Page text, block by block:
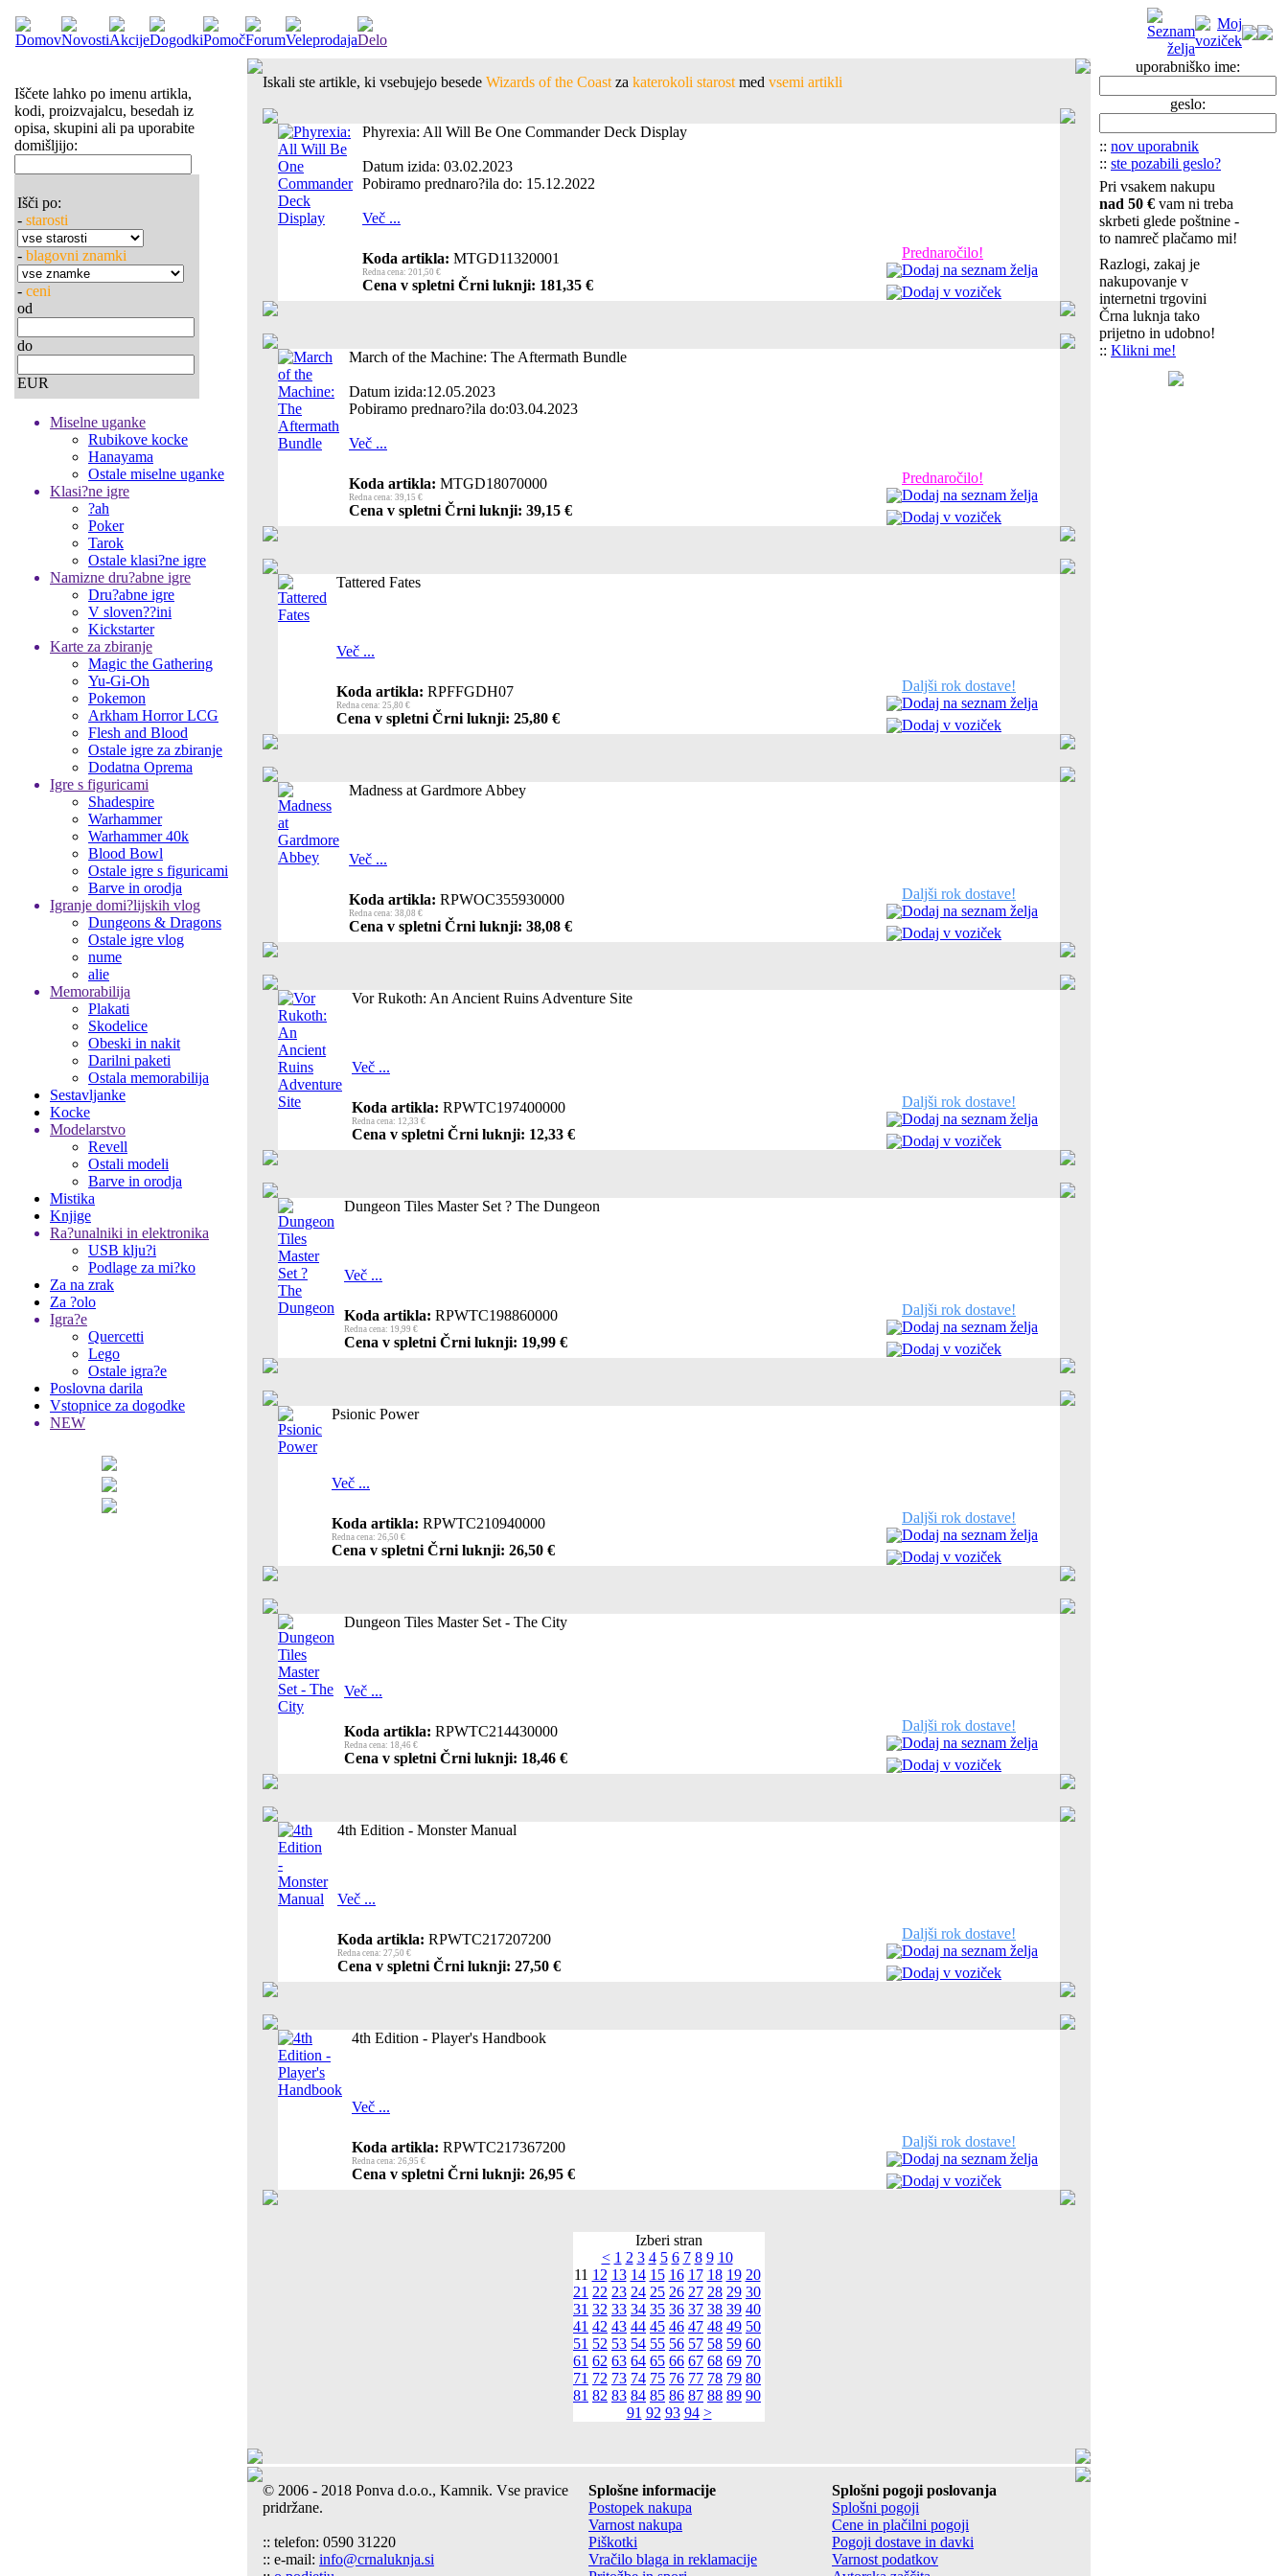
Iščete lahko po imenu artikla,
kodi, proizvajalcu, besedah iz
opisa, skupini ali pa uporabite
domišljijo:
Išči po:
- starosti
- blagovni znamki
- ceni
od
do
EUR
Miselne uganke
Rubikove kocke
Hanayama
Ostale miselne uganke
Klasi?ne igre
?ah
Poker
Tarok
Ostale klasi?ne igre
Namizne dru?abne igre
Dru?abne igre
V sloven??ini
Kickstarter
Karte za zbiranje
Magic the Gathering
Yu-Gi-Oh
Pokemon
Arkham Horror LCG
Flesh and Blood
Ostale igre za zbiranje
Dodatna Oprema
Igre s figuricami
Shadespire
Warhammer
Warhammer 40k
Blood Bowl
Ostale igre s figuricami
Barve in orodja
Igranje domi?lijskih vlog
Dungeons & Dragons
Ostale igre vlog
nume
alie
Memorabilija
Plakati
Skodelice
Obeski in nakit
Darilni paketi
Ostala memorabilija
Sestavljanke
Kocke
Modelarstvo
Revell
Ostali modeli
Barve in orodja
Mistika
Knjige
Ra?unalniki in elektronika
USB klju?i
Podlage za mi?ko
Za na zrak
Za ?olo
Igra?e
Quercetti
Lego
Ostale igra?e
Poslovna darila
Vstopnice za dogodke
NEW
Iskali ste artikle, ki vsebujejo besede Wizards of the Coast za katerokoli starost med vsemi artikli
Phyrexia: All Will Be One Commander Deck Display
Datum izida: 03.02.2023
Pobiramo prednaro?ila do: 15.12.2022
Več ...
Koda artikla: MTGD11320001
Redna cena: 201,50 €
Cena v spletni Črni luknji: 181,35 €
Prednaročilo!
Dodaj na seznam želja
Dodaj v voziček
March of the Machine: The Aftermath Bundle
Datum izida:12.05.2023
Pobiramo prednaro?ila do:03.04.2023
Več ...
Koda artikla: MTGD18070000
Redna cena: 39,15 €
Cena v spletni Črni luknji: 39,15 €
Prednaročilo!
Dodaj na seznam želja
Dodaj v voziček
Tattered Fates
Več ...
Koda artikla: RPFFGDH07
Redna cena: 25,80 €
Cena v spletni Črni luknji: 25,80 €
Daljši rok dostave!
Dodaj na seznam želja
Dodaj v voziček
Madness at Gardmore Abbey
Več ...
Koda artikla: RPWOC355930000
Redna cena: 38,08 €
Cena v spletni Črni luknji: 38,08 €
Daljši rok dostave!
Dodaj na seznam želja
Dodaj v voziček
Vor Rukoth: An Ancient Ruins Adventure Site
Več ...
Koda artikla: RPWTC197400000
Redna cena: 12,33 €
Cena v spletni Črni luknji: 12,33 €
Daljši rok dostave!
Dodaj na seznam želja
Dodaj v voziček
Dungeon Tiles Master Set ? The Dungeon
Več ...
Koda artikla: RPWTC198860000
Redna cena: 19,99 €
Cena v spletni Črni luknji: 19,99 €
Daljši rok dostave!
Dodaj na seznam želja
Dodaj v voziček
Psionic Power
Več ...
Koda artikla: RPWTC210940000
Redna cena: 26,50 €
Cena v spletni Črni luknji: 26,50 €
Daljši rok dostave!
Dodaj na seznam želja
Dodaj v voziček
Dungeon Tiles Master Set - The City
Več ...
Koda artikla: RPWTC214430000
Redna cena: 18,46 €
Cena v spletni Črni luknji: 18,46 €
Daljši rok dostave!
Dodaj na seznam želja
Dodaj v voziček
4th Edition - Monster Manual
Več ...
Koda artikla: RPWTC217207200
Redna cena: 27,50 €
Cena v spletni Črni luknji: 27,50 €
Daljši rok dostave!
Dodaj na seznam želja
Dodaj v voziček
4th Edition - Player's Handbook
Več ...
Koda artikla: RPWTC217367200
Redna cena: 26,95 €
Cena v spletni Črni luknji: 26,95 €
Daljši rok dostave!
Dodaj na seznam želja
Dodaj v voziček
Izberi stran
< 1 2 3 4 5 6 7 8 9 10
11 12 13 14 15 16 17 18 19 20
21 22 23 24 25 26 27 28 29 30
31 32 33 34 35 36 37 38 39 40
41 42 43 44 45 46 47 48 49 50
51 52 53 54 55 56 57 58 59 60
61 62 63 64 65 66 67 68 69 70
71 72 73 74 75 76 77 78 79 80
81 82 83 84 85 86 87 88 89 90
91 92 93 94 >
© 2006 - 2018 Ponva d.o.o., Kamnik. Vse pravice
pridržane.
:: telefon: 0590 31220
:: e-mail: info@crnaluknja.si
Splošne informacije
Postopek nakupa
Varnost nakupa
Piškotki
Vračilo blaga in reklamacije
Splošni pogoji poslovanja
Splošni pogoji
Cene in plačilni pogoji
Pogoji dostave in davki
Varnost podatkov
uporabniško ime:
geslo:
:: nov uporabnik
:: ste pozabili geslo?
Pri vsakem nakupu
nad 50 € vam ni treba
skrbeti glede poštnine -
to namreč plačamo mi!
Razlogi, zakaj je
nakupovanje v
internetni trgovini
Črna luknja tako
prijetno in udobno!
:: Klikni me!